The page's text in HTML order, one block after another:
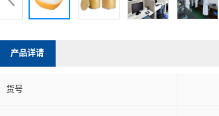
产品详请
货号